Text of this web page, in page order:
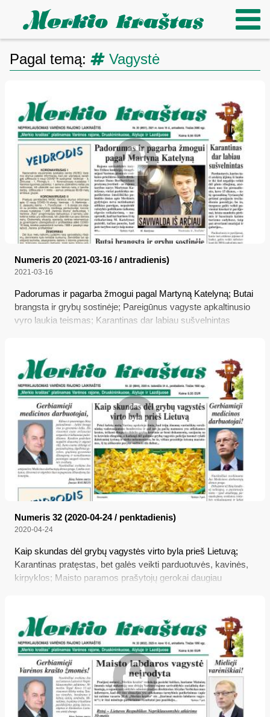
Pagal temą: Vagystė
Numeris 20 (2021-03-16 / antradienis)
2021-03-16
Padorumas ir pagarba žmogui pagal Martyną Katelyną; Butai
brangsta ir grybų sostinėje; Pareigūnus vagyste apkaltinusio
vyro laukia teismas; Karantinas dar labiau sušvelnintas
Numeris 32 (2020-04-24 / penktadienis)
2020-04-24
Kaip skundas dėl grybų vagystės virto byla prieš Lietuvą;
Karantinas pratęstas, bet galės veikti parduotuvės, kavinės,
kirpyklos; Maisto paramos prašytojų gerokai daugiau